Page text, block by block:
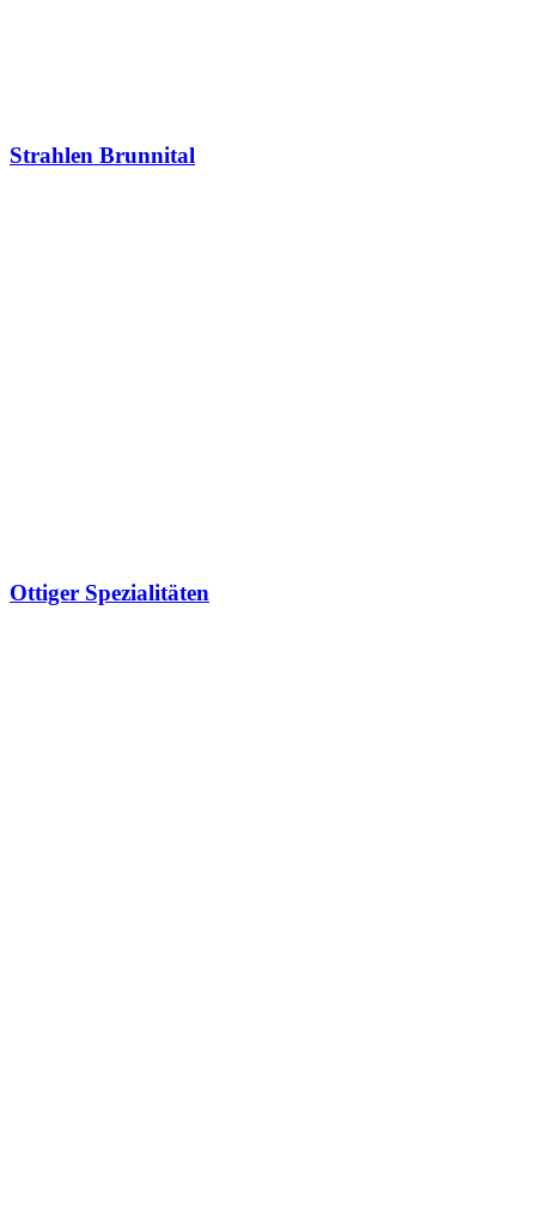
Strahlen Brunnital
Ottiger Spezialitäten